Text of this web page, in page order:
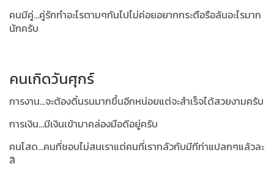
คนมีคู่...คู่รักทำอะไรตามๆกันไปไม่ค่อยอยากกระตือรือล้นอะไรมาก
นักครับ
คนเกิดวันศุกร์
การงาน...จะต้องดิ้นรนมากขึ้นอีกหน่อยแต่จะสำเร็จได้สวยงามครับ
การเงิน...มีเงินเข้ามาคล่องมือดีอยู่ครับ
คนโสด...คนที่ชอบไม่สนเราแต่คนที่เรากลัวกับมีทีท่าแปลกๆแล้วละ
สิ